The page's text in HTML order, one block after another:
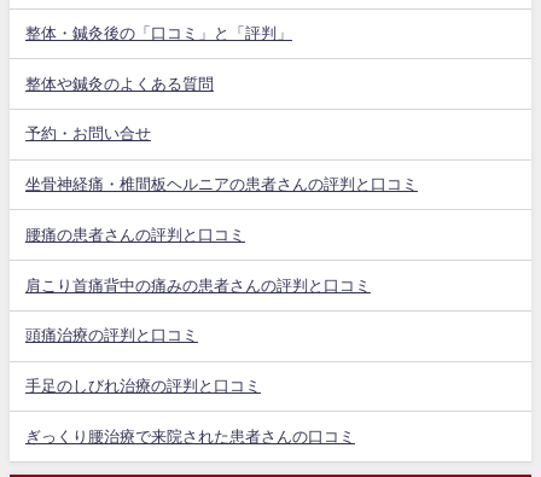
整体・鍼灸後の「口コミ」と「評判」
整体や鍼灸のよくある質問
予約・お問い合せ
坐骨神経痛・椎間板ヘルニアの患者さんの評判と口コミ
腰痛の患者さんの評判と口コミ
肩こり首痛背中の痛みの患者さんの評判と口コミ
頭痛治療の評判と口コミ
手足のしびれ治療の評判と口コミ
ぎっくり腰治療で来院された患者さんの口コミ